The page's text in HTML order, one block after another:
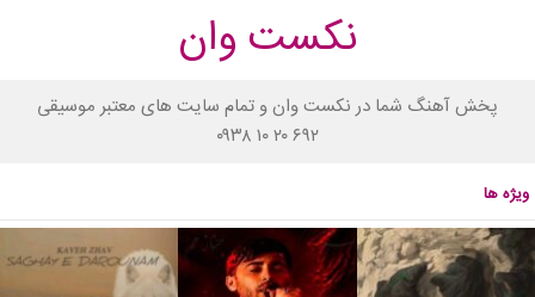
نکست وان
پخش آهنگ شما در نکست وان و تمام سایت های معتبر موسیقی
۰۹۳۸ ۱۰ ۲۰ ۶۹۲
ویژه ها